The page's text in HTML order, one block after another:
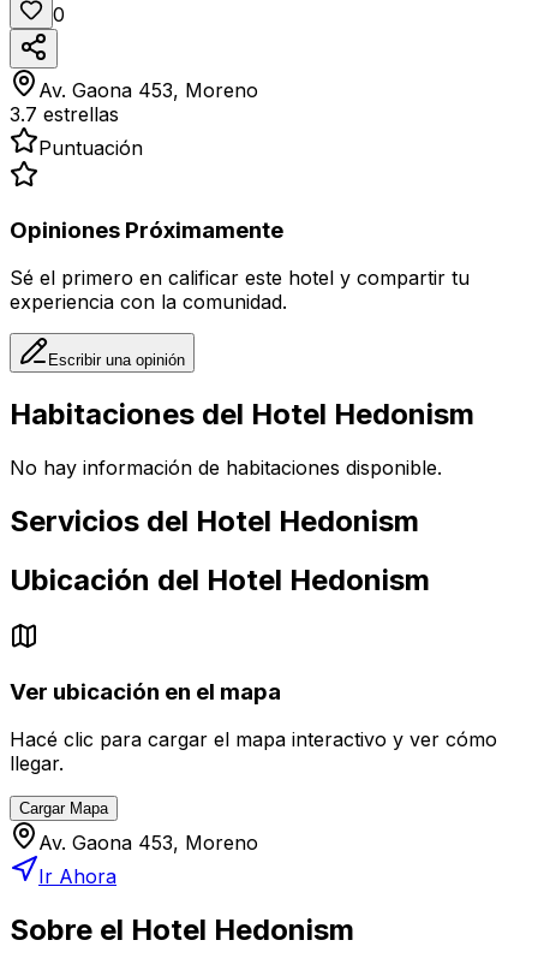
0
Av. Gaona 453, Moreno
3.7 estrellas
Puntuación
Opiniones Próximamente
Sé el primero en calificar este hotel y compartir tu
experiencia con la comunidad.
Escribir una opinión
Habitaciones del Hotel Hedonism
No hay información de habitaciones disponible.
Servicios del Hotel Hedonism
Ubicación del Hotel Hedonism
Ver ubicación en el mapa
Hacé clic para cargar el mapa interactivo y ver cómo
llegar.
Cargar Mapa
Av. Gaona 453, Moreno
Ir Ahora
Sobre el Hotel Hedonism